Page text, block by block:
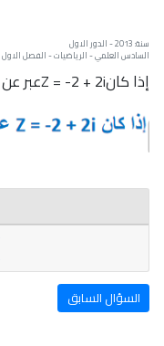
سنة: 2013 - الدور الاول
السادس العلمي - الرياضيات - الفصل الاول
إذا كانZ = -2 + 2iعبر عن العددZ بالصيغة القطبية
السؤال السابق